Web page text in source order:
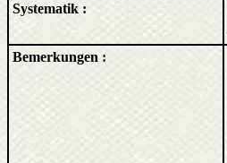
Systematik :
Bemerkungen :